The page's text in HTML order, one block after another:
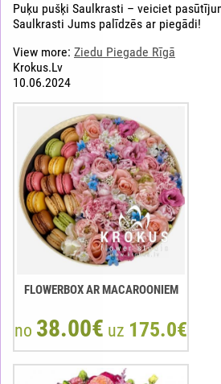
Puķu pušķi Saulkrasti – veiciet
Saulkrasti Jums palīdzēs ar piegādi!
View more: Ziedu Piegade Rīgā
Krokus.Lv
10.06.2024
FLOWERBOX AR MACAROONIEM
no 38.00€ uz 175.0€